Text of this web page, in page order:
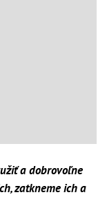
a dobrovoľne
zatkneme ich a